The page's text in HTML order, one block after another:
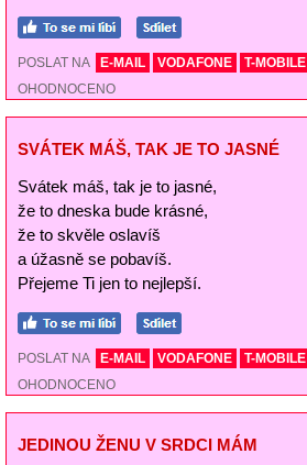
POSLAT NA E-MAIL VODAFONE T-MOBILE
OHODNOCENO
SVÁTEK MÁŠ, TAK JE TO JASNÉ
Svátek máš, tak je to jasné,
že to dneska bude krásné,
že to skvěle oslavíš
a úžasně se pobavíš.
Přejeme Ti jen to nejlepší.
POSLAT NA E-MAIL VODAFONE T-MOBILE
OHODNOCENO
JEDINOU ŽENU V SRDCI MÁM